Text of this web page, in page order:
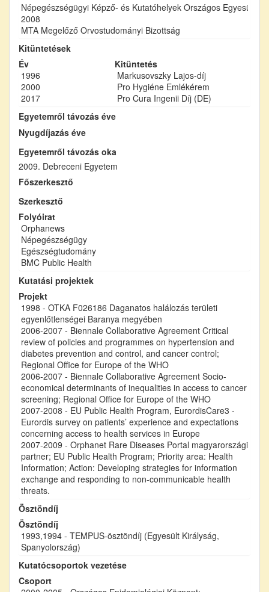
Népegészségügyi Képző- és Kutatóhelyek Országos Egyesülete
2008
MTA Megelőző Orvostudományi Bizottság
Kitüntetések
Év
Kitüntetés
1996
Markusovszky Lajos-díj
2000
Pro Hygiéne Emlékérem
2017
Pro Cura Ingenii Díj (DE)
Egyetemről távozás éve
Nyugdíjazás éve
Egyetemről távozás oka
2009. Debreceni Egyetem
Főszerkesztő
Szerkesztő
Folyóirat
Orphanews
Népegészségügy
Egészségtudomány
BMC Public Health
Kutatási projektek
Projekt
1998 - OTKA F026186 Daganatos halálozás területi
egyenlőtlenségei Baranya megyében
2006-2007 - Biennale Collaborative Agreement Critical
review of policies and programmes on hypertension and
diabetes prevention and control, and cancer control;
Regional Office for Europe of the WHO
2006-2007 - Biennale Collaborative Agreement Socio-
economical determinants of inequalities in access to cancer
screening; Regional Office for Europe of the WHO
2007-2008 - EU Public Health Program, EurordisCare3 -
Eurordis survey on patients’ experience and expectations
concerning access to health services in Europe
2007-2009 - Orphanet Rare Diseases Portal magyarországi
partner; EU Public Health Program; Priority area: Health
Information; Action: Developing strategies for information
exchange and responding to non-communicable health
threats.
Ösztöndíj
Ösztöndíj
1993,1994 - TEMPUS-ösztöndíj (Egyesült Királyság,
Spanyolország)
Kutatócsoportok vezetése
Csoport